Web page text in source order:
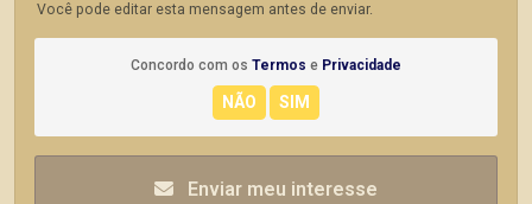
Você pode editar esta mensagem antes de enviar.
Concordo com os Termos e Privacidade
Enviar meu interesse